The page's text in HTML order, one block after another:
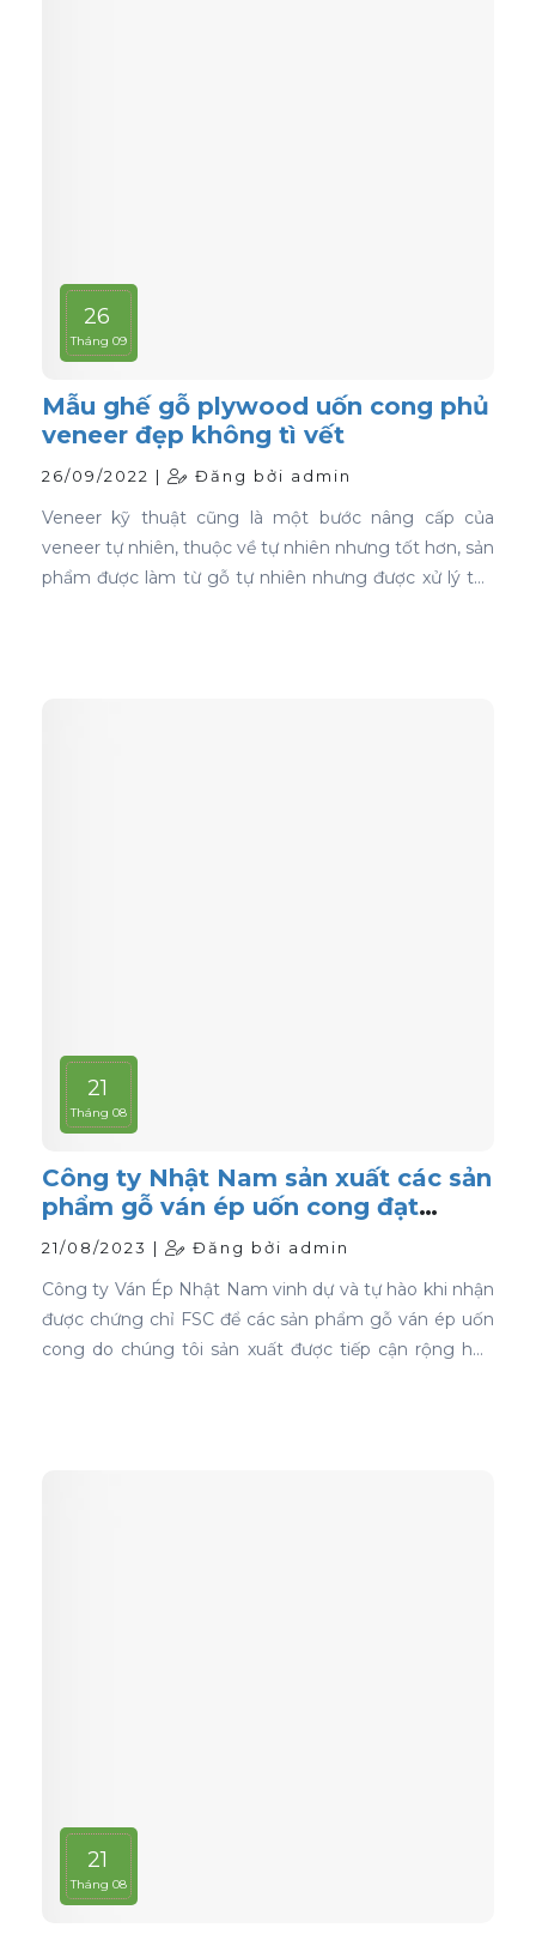
26
Tháng 09
Mẫu ghế gỗ plywood uốn cong phủ
veneer đẹp không tì vết
26/09/2022 | Đăng bởi admin
Veneer kỹ thuật cũng là một bước nâng cấp của
veneer tự nhiên, thuộc về tự nhiên nhưng tốt hơn, sản
phẩm được làm từ gỗ tự nhiên nhưng được xử lý tạo
21
Tháng 08
Công ty Nhật Nam sản xuất các sản
phẩm gỗ ván ép uốn cong đạt
chứng nhận FSC
21/08/2023 | Đăng bởi admin
Công ty Ván Ép Nhật Nam vinh dự và tự hào khi nhận
được chứng chỉ FSC để các sản phẩm gỗ ván ép uốn
cong do chúng tôi sản xuất được tiếp cận rộng hơn
21
Tháng 08